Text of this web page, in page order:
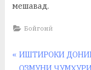
мешавад.
Бойгонӣ
Навигация
P
r
ИШТИРОКИ
ОЗМУНИ